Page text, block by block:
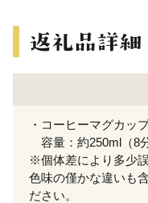
・コーヒーマグカ
容量：約250ml（8
※個体差により多少
色味の僅かな違いも
ださい。